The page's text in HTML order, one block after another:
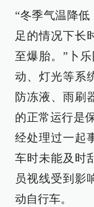
“冬季气温降
足的情况下长
至爆胎。”卜
动、灯光等系
防冻液、雨刷
的正常运行是
经处理过一起
车时未能及时
员视线受到影
动自行车。